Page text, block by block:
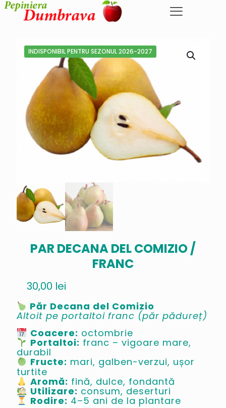
INDISPONIBIL PENTRU SEZONUL 2026-2027
PAR DECANA DEL COMIZIO /
FRANC
30,00 lei
Păr Decana del Comizio
Altoit pe portaltoi franc (păr pădureț)
Coacere: octombrie
Portaltoi: franc – vigoare mare,
durabil
Fructe: mari, galben-verzui, ușor
turtite
Aromă: fină, dulce, fondantă
Utilizare: consum, deserturi
Rodire: 4–5 ani de la plantare